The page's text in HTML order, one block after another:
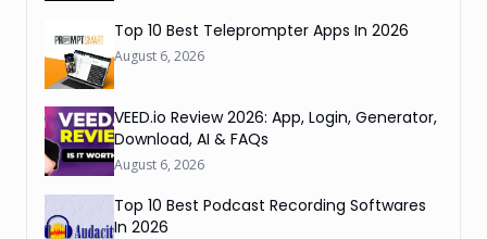
Top 10 Best Teleprompter Apps In 2026
August 6, 2026
VEED.io Review 2026: App, Login, Generator,
Download, AI & FAQs
August 6, 2026
Top 10 Best Podcast Recording Softwares
In 2026